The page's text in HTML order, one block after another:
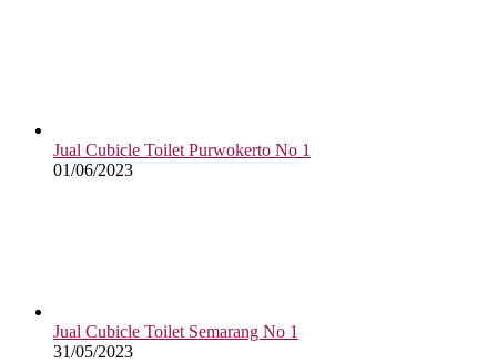
Jual Cubicle Toilet Purwokerto No 1
01/06/2023
Jual Cubicle Toilet Semarang No 1
31/05/2023